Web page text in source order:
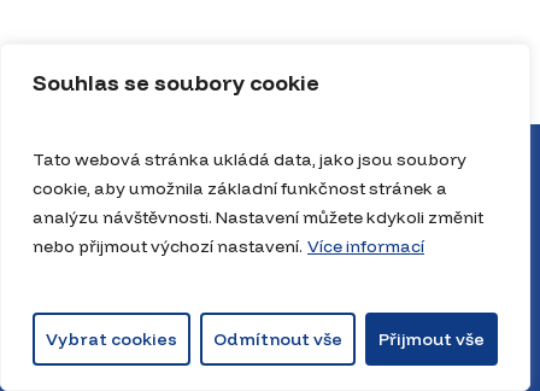
Souhlas se soubory cookie
Tato webová stránka ukládá data, jako jsou soubory
cookie, aby umožnila základní funkčnost stránek a
analýzu návštěvnosti. Nastavení můžete kdykoli změnit
nebo přijmout výchozí nastavení. Více informací
Vybrat cookies Odmítnout vše Přijmout vše
© 2026 JrNBAcz. The Playbook House, JrNBA. Všechna práva vyhrazena.